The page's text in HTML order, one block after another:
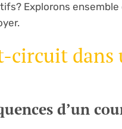
Explorons
circuit
d’un